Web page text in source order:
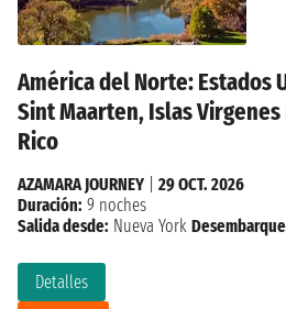
América del Norte: Estados
Sint Maarten, Islas
Rico
Detalles
AZAMARA JOURNEY
29 OCT. 2026
Duración: 9 noches
Salida desde: Nueva York